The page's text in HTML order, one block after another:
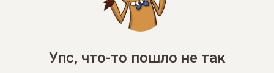
Упс, что-то пошло не так